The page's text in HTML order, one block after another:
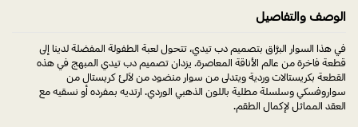
الوصف والتفاصيل
في هذا السوار البرَّاق بتصميم دب تيدي، تتحول لعبة الطفولة المفضلة لدينا إلى
قطعة فاخرة من عالم الأناقة المعاصرة. يزدان تصميم دب تيدي المبهج في هذه
القطعة بكريستالات وردية ويتدلى من سوار منضود من لآلئ كريستال من
سواروفسكي وسلسلة مطلية باللون الذهبي الوردي. ارتديه بمفرده أو نسقيه مع
العقد المماثل لإكمال الطقم.